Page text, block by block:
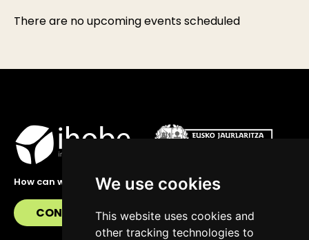
We use cookies
This website uses cookies and
other tracking technologies to
There are no upcoming events scheduled
How can we help you?
CONTACT US